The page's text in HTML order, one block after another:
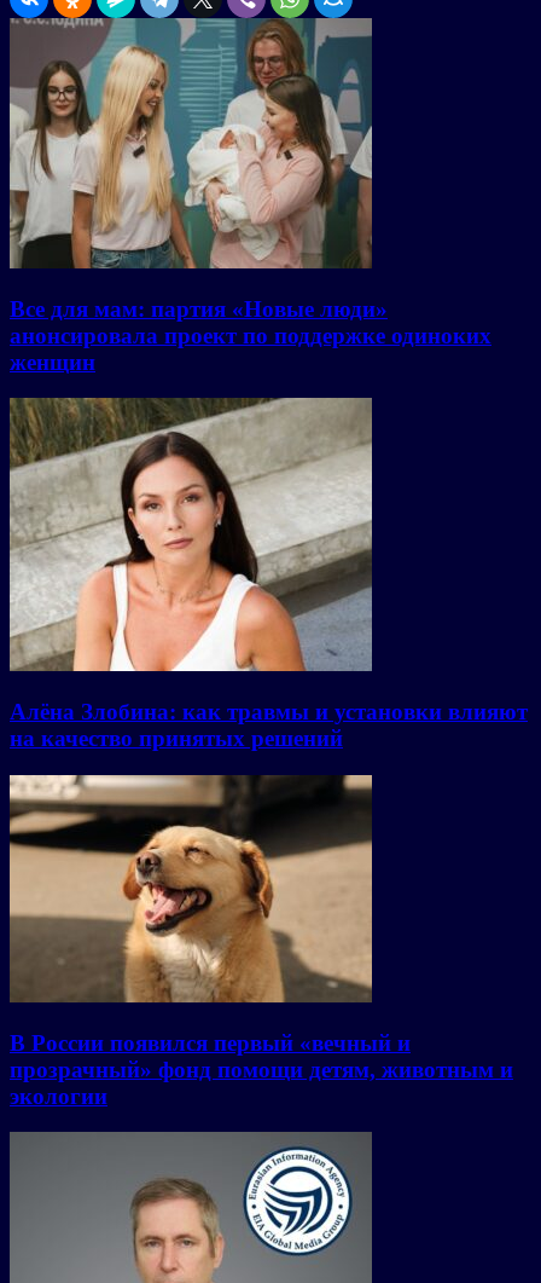
Все для мам: партия «Новые люди»
анонсировала проект по поддержке одиноких
женщин
Алёна Злобина: как травмы и установки влияют
на качество принятых решений
В России появился первый «вечный и
прозрачный» фонд помощи детям, животным и
экологии